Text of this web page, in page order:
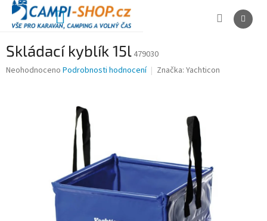
Přejít
obsah
NÁKUPNÍ
Skládací kyblík 15l 479030
Průměrné
Neohodnoceno Podrobnosti hodnocení Značka: Yachticon